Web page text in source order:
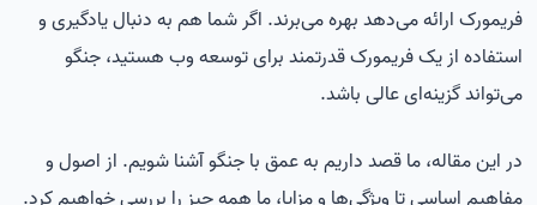
فریمورک ارائه می‌دهد بهره می‌برند. اگر شما هم به دنبال یادگیری و
استفاده از یک فریمورک قدرتمند برای توسعه وب هستید، جنگو
می‌تواند گزینه‌ای عالی باشد.
در این مقاله، ما قصد داریم به عمق با جنگو آشنا شویم. از اصول و